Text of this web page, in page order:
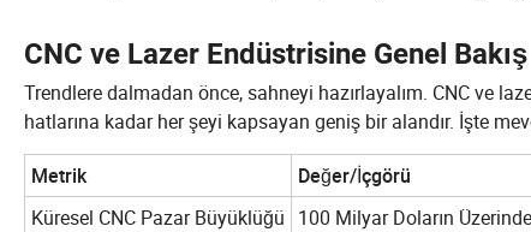
CNC ve Lazer Endüstrisine Genel Bakış
Trendlere dalmadan önce, sahneyi hazırlayalım. CNC ve
hatlarına kadar her şeyi kapsayan geniş bir alandır. İşte
Metrik
Değer/İçgörü
Küresel CNC Pazar Büyüklüğü 100 Milyar Doların Üzerinde